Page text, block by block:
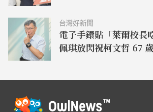
台灣好新聞
電子手鐶貼「萊爾校
佩琪放閃祝柯文哲 67